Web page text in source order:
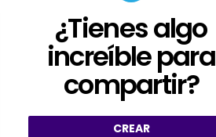
CREAR¿Tienes algo
increíble para
compartir?
CREAR